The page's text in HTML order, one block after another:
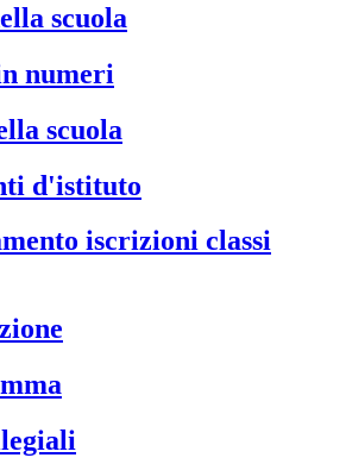
scuola
numeri
scuola
d'istituto